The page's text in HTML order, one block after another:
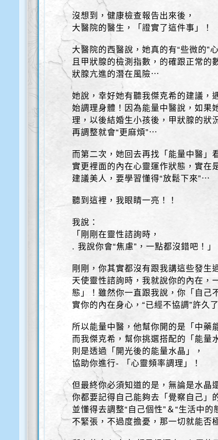
沒想到，健康檢查報告出來後，
大醫院的醫生，「證實了這件事」！
大醫院的西醫說，她真的有“些微的”
且甲狀腺的檢測指數，的確跟正常的
狀腺亢進的潛在風險⋯
她說，幸好她有聽我傑克希的建議，
始調理身體！因為能量中醫說，如果
理，以後結婚生小孩後，甲狀腺的狀
再調整就會“更麻煩”⋯
而第二次，她回去再找「能量中醫」
實更裡面的內在心靈運作狀態，實在
建議美人，要學習懂得“放鬆下來”⋯
聽到這裡，我眼睛一亮！！
我說：
「剛剛在靈性諮詢時，
. 我說你會“焦慮”，一點都沒錯吧！」
剛剛，你其實都沒有跟我講這些發生
天使靈性諮詢時，我就說你的內在，
態」！雖然你一直跟我說，你「自己
實你的內在身心，“已經不協調”許久
所以能量中醫，他幫你開的是「中藥
而我傑克希，幫你挑選搭配的「能量
則是透過「開光後的能量水晶」，
協助你進行- 「心靈頻率調理」！
但最終你必須知道的是，無論是水晶
你都要記得自己能夠去「覺察自己」
並懂得去調整“自己個性”＆“生活中的
不緊張，不過度擔憂，那一切就能否